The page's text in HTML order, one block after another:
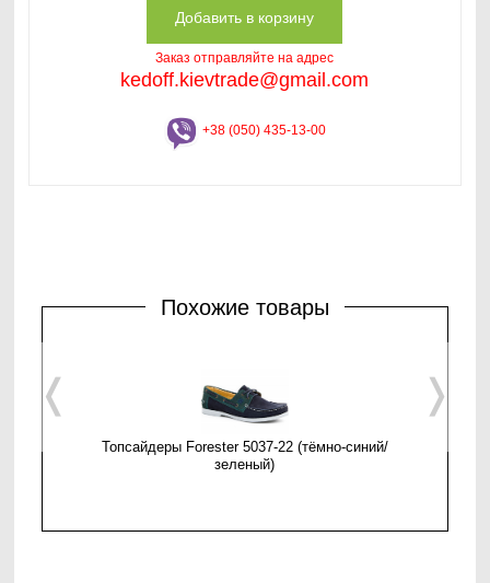
Заказ отправляйте на адрес
kedoff.kievtrade@gmail.com
+38 (050) 435-13-00
Похожие товары
Топсайдеры Forester 5037-22 (тёмно-синий/
зеленый)
❬ ❭